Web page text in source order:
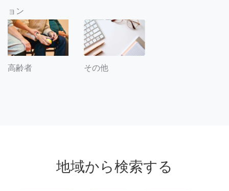
ョン
高齢者 その他
地域から検索する